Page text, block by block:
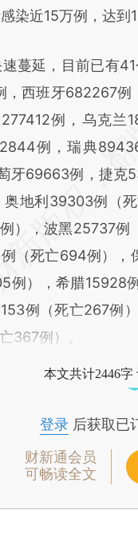
染近15万例，达到
延，目前已有41
，西班牙682267
例，乌克兰
例，瑞典
牙69663例，捷
地利39303例（
），波黑25737例
（死亡694例），
例），希腊15928
例（死亡267例
367例）。
本文共计2446
登录后获取已
财新通会员
可畅读全文